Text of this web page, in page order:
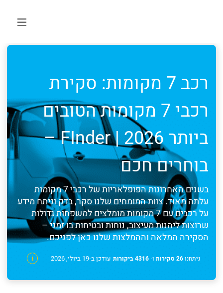
רכב 7 מקומות: סקירת
רכבי 7 מקומות הטובים
ביותר 2026 | FInder –
בוחרים חכם
בשנים האחרונות הפופלאריות של רכבי 7 מקומות
עלתה מאוד. צוות המומחים שלנו סקר, בדק וניתח מידע
על רכבים עם 7 מקומות מומלצים למשפחות גדולות
שרוצות ליהנות מעיצוב, נוחות ובטיחות בו זמני –
הסקירה המלאה וההמלצות שלנו כאן לפניכם.
ניתחנו26 סקירות ו- 4316 ביקורות i עודכן ב-19 ביולי, 2026